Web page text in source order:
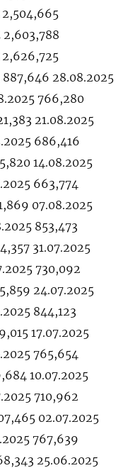
2,504,665
2,603,788
2,626,725
28.08.2025
766,280
21.08.2025
686,416
14.08.2025
663,774
07.08.2025
853,473
31.07.2025
730,092
24.07.2025
844,123
17.07.2025
765,654
10.07.2025
710,962
02.07.2025
767,639
25.06.2025